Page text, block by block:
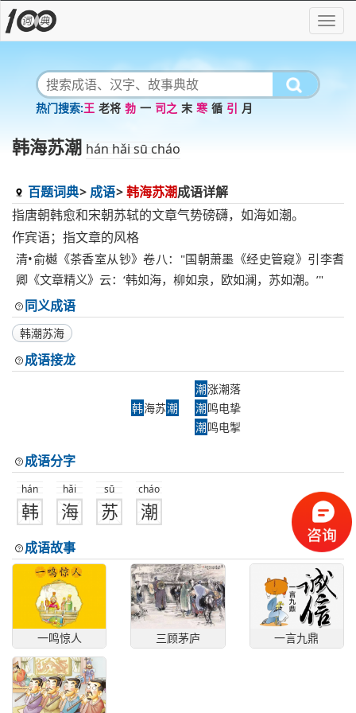
王 老将 勃 一 司之 末 寒 循 引 月
韩海苏潮 hán hǎi sū cháo
百题词典 成语 韩海苏潮成语详解
指唐朝韩愈和宋朝苏轼的文章气势磅礴，如海如潮。
作宾语；指文章的风格
清•俞樾《茶香室从钞》卷八："国朝萧墨《经史管窥》引李耆
卿《文章精义》云：‘韩如海，柳如泉，欧如澜，苏如潮。’"
同义成语
韩潮苏海
成语接龙
韩海苏潮
潮涨潮落
潮鸣电挚
潮鸣电掣
成语分字
hán
韩
hǎi
海
sū
苏
cháo
潮
成语故事
一鸣惊人 三顾茅庐 一言九鼎